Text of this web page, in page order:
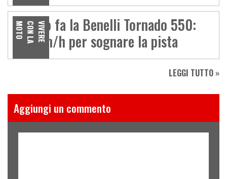
V
I
V
E
R
E
C
O
N
L
A
M
O
T
O
Quanto fa la Benelli Tornado 550:
180 km/h per sognare la pista
LEGGI TUTTO »
Aggiungi un commento